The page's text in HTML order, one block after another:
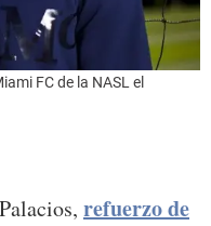
FC de la NASL el
refuerzo de